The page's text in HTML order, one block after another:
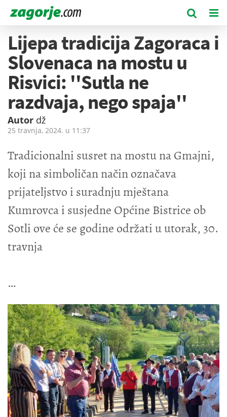
Lijepa tradicija Zagoraca i
Slovenaca na mostu u
Risvici: ''Sutla ne
razdvaja, nego spaja''
Autor dž
25 travnja, 2024. u 11:37
Tradicionalni susret na mostu na Gmajni,
koji na simboličan način označava
prijateljstvo i suradnju mještana
Kumrovca i susjedne Općine Bistrice ob
Sotli ove će se godine održati u utorak, 30.
travnja